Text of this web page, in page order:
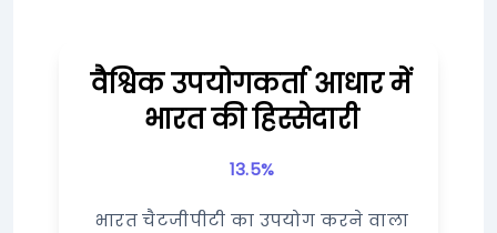
वैश्विक उपयोगकर्ता आधार में
भारत की हिस्सेदारी
13.5%
भारत चैटजीपीटी का उपयोग करने वाला